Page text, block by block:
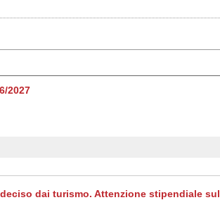
2027
dai turismo. Attenzione stipendiale sul